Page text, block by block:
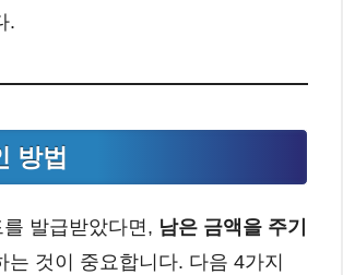
.
방법
발급받았다면, 남은 금액을 주기
는 것이 중요합니다. 다음 4가지